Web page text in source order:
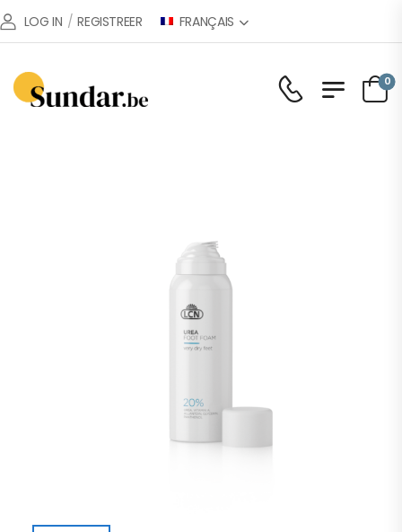
LOG IN / REGISTREER FRANÇAIS
0